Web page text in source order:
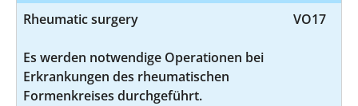
Rheumatic surgery
Es werden notwendige Operationen bei
Erkrankungen des rheumatischen
Formenkreises durchgeführt.
VO17